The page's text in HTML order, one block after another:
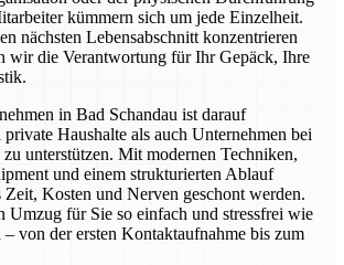
kümmern sich um jede Einzelheit.
nächsten Lebensabschnitt konzentrieren
wir die Verantwortung für Ihr Gepäck, Ihre
in Bad Schandau ist darauf
Haushalte als auch Unternehmen bei
unterstützen. Mit modernen Techniken,
und einem strukturierten Ablauf
Zeit, Kosten und Nerven geschont werden.
Umzug für Sie so einfach und stressfrei wie
von der ersten Kontaktaufnahme bis zum